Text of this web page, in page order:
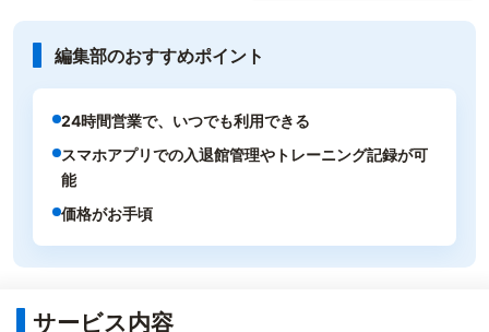
編集部のおすすめポイント
24時間営業で、いつでも利用できる
スマホアプリでの入退館管理やトレーニング記録が可
能
価格がお手頃
サービス内容